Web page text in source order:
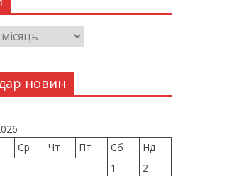
новин
Ср Чт Пт Сб
Нд
1
2